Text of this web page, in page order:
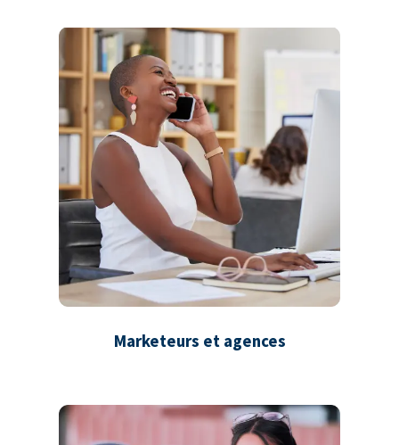
Marketeurs et agences